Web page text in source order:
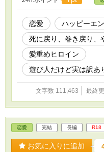
は決意した。 絶対にザカリ
に、ザカリスを誘惑して他
をしています。
恋愛 ハッピーエ
死に戻り、巻き戻り、
愛重めヒロイン
遊び人だけど実は訳あ
文字数 111,463 最終
恋愛 完結 長編 R18
お気に入りに追加